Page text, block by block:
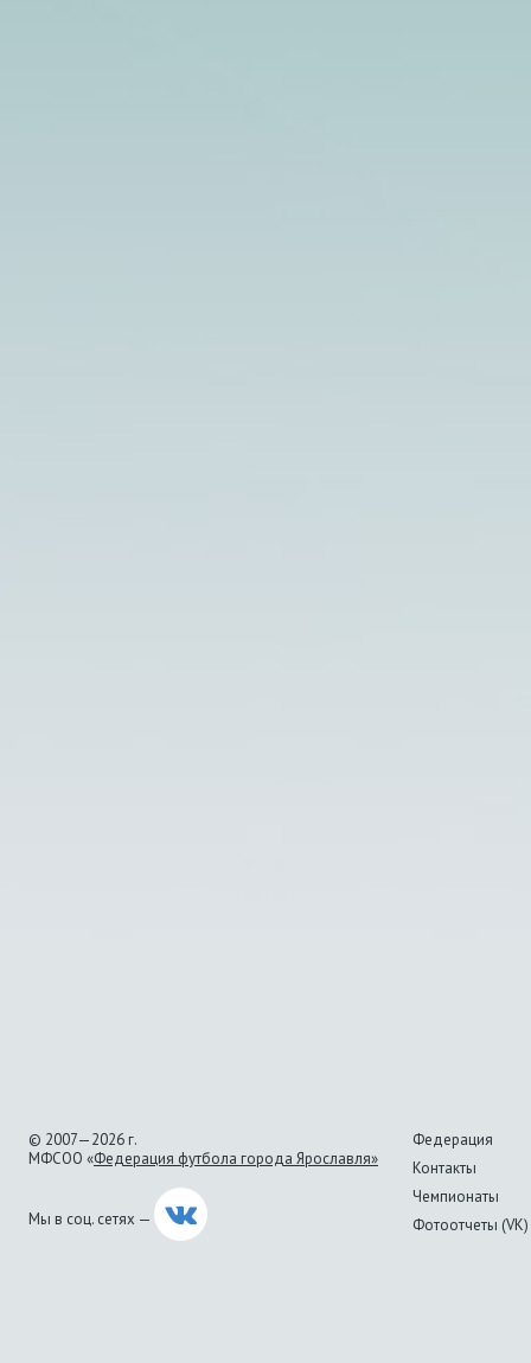
© 2007—2026 г.
МФСОО «Федерация футбола города Ярославля»
Мы в соц. сетях —
Федерация
Контакты
Чемпионаты
Фотоотчеты (VK)